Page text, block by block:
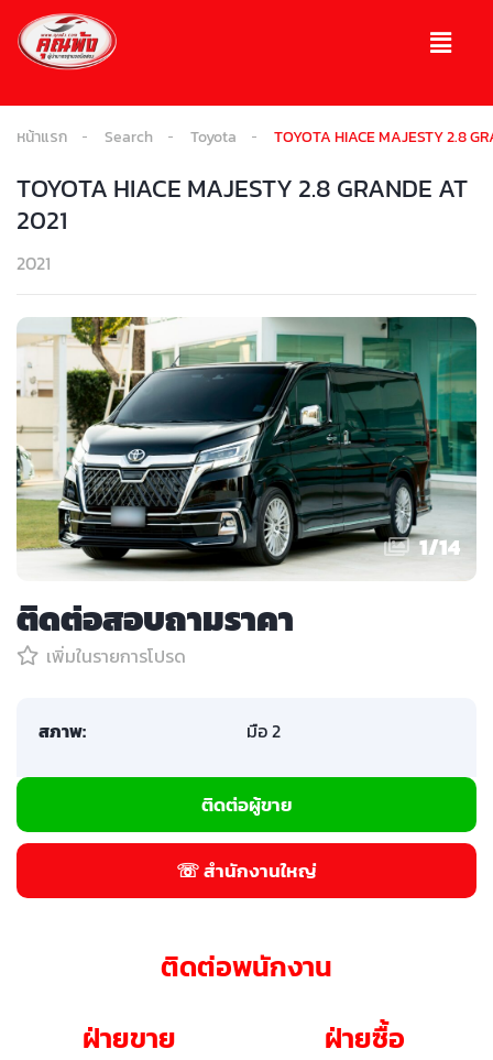
หน้าแรก Search Toyota TOYOTA HIACE MAJESTY 2.8
TOYOTA HIACE MAJESTY 2.8 GRANDE AT
2021
2021
1/14
ติดต่อสอบถามราคา
เพิ่มในรายการโปรด
สภาพ: มือ 2
ติดต่อผู้ขาย
☏ สำนักงานใหญ่
ติดต่อพนักงาน
ฝ่ายขาย
ฝ่ายซื้อ